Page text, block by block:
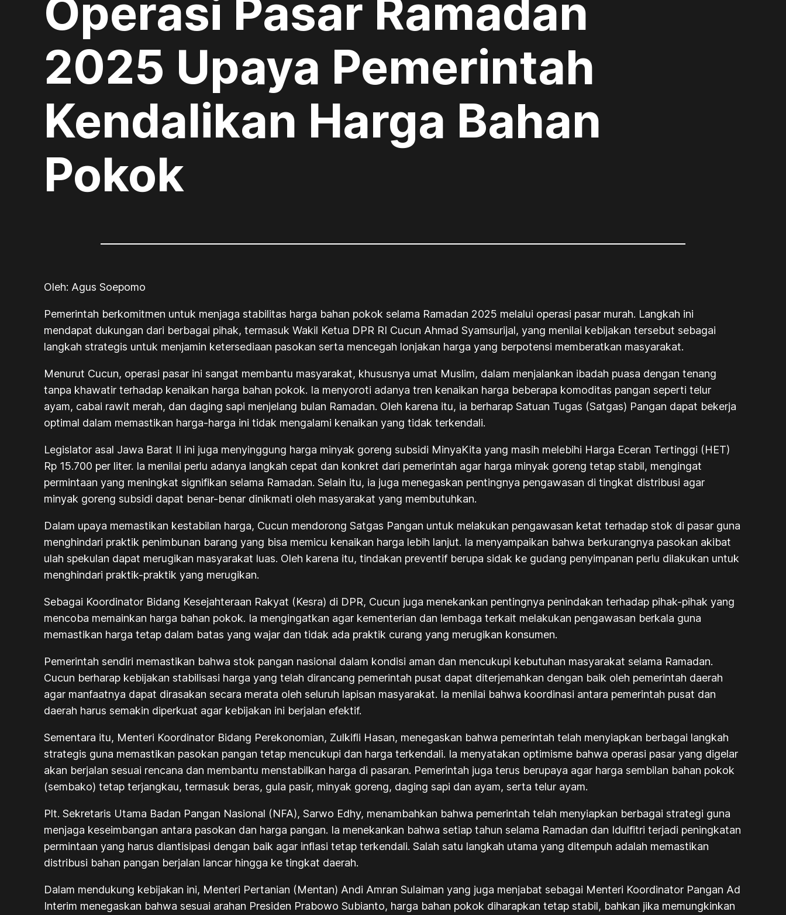
Operasi Pasar Ramadan
2025 Upaya Pemerintah
Kendalikan Harga Bahan
Pokok
Oleh: Agus Soepomo
Pemerintah berkomitmen untuk menjaga stabilitas harga bahan pokok selama Ramadan 2025 melalui operasi pasar murah. Langkah ini
mendapat dukungan dari berbagai pihak, termasuk Wakil Ketua DPR RI Cucun Ahmad Syamsurijal, yang menilai kebijakan tersebut sebagai
langkah strategis untuk menjamin ketersediaan pasokan serta mencegah lonjakan harga yang berpotensi memberatkan masyarakat.
Menurut Cucun, operasi pasar ini sangat membantu masyarakat, khususnya umat Muslim, dalam menjalankan ibadah puasa dengan tenang
tanpa khawatir terhadap kenaikan harga bahan pokok. Ia menyoroti adanya tren kenaikan harga beberapa komoditas pangan seperti telur
ayam, cabai rawit merah, dan daging sapi menjelang bulan Ramadan. Oleh karena itu, ia berharap Satuan Tugas (Satgas) Pangan dapat bekerja
optimal dalam memastikan harga-harga ini tidak mengalami kenaikan yang tidak terkendali.
Legislator asal Jawa Barat II ini juga menyinggung harga minyak goreng subsidi MinyaKita yang masih melebihi Harga Eceran Tertinggi (HET)
Rp 15.700 per liter. Ia menilai perlu adanya langkah cepat dan konkret dari pemerintah agar harga minyak goreng tetap stabil, mengingat
permintaan yang meningkat signifikan selama Ramadan. Selain itu, ia juga menegaskan pentingnya pengawasan di tingkat distribusi agar
minyak goreng subsidi dapat benar-benar dinikmati oleh masyarakat yang membutuhkan.
Dalam upaya memastikan kestabilan harga, Cucun mendorong Satgas Pangan untuk melakukan pengawasan ketat terhadap stok di pasar guna
menghindari praktik penimbunan barang yang bisa memicu kenaikan harga lebih lanjut. Ia menyampaikan bahwa berkurangnya pasokan akibat
ulah spekulan dapat merugikan masyarakat luas. Oleh karena itu, tindakan preventif berupa sidak ke gudang penyimpanan perlu dilakukan untuk
menghindari praktik-praktik yang merugikan.
Sebagai Koordinator Bidang Kesejahteraan Rakyat (Kesra) di DPR, Cucun juga menekankan pentingnya penindakan terhadap pihak-pihak yang
mencoba memainkan harga bahan pokok. Ia mengingatkan agar kementerian dan lembaga terkait melakukan pengawasan berkala guna
memastikan harga tetap dalam batas yang wajar dan tidak ada praktik curang yang merugikan konsumen.
Pemerintah sendiri memastikan bahwa stok pangan nasional dalam kondisi aman dan mencukupi kebutuhan masyarakat selama Ramadan.
Cucun berharap kebijakan stabilisasi harga yang telah dirancang pemerintah pusat dapat diterjemahkan dengan baik oleh pemerintah daerah
agar manfaatnya dapat dirasakan secara merata oleh seluruh lapisan masyarakat. Ia menilai bahwa koordinasi antara pemerintah pusat dan
daerah harus semakin diperkuat agar kebijakan ini berjalan efektif.
Sementara itu, Menteri Koordinator Bidang Perekonomian, Zulkifli Hasan, menegaskan bahwa pemerintah telah menyiapkan berbagai langkah
strategis guna memastikan pasokan pangan tetap mencukupi dan harga terkendali. Ia menyatakan optimisme bahwa operasi pasar yang digelar
akan berjalan sesuai rencana dan membantu menstabilkan harga di pasaran. Pemerintah juga terus berupaya agar harga sembilan bahan pokok
(sembako) tetap terjangkau, termasuk beras, gula pasir, minyak goreng, daging sapi dan ayam, serta telur ayam.
Plt. Sekretaris Utama Badan Pangan Nasional (NFA), Sarwo Edhy, menambahkan bahwa pemerintah telah menyiapkan berbagai strategi guna
menjaga keseimbangan antara pasokan dan harga pangan. Ia menekankan bahwa setiap tahun selama Ramadan dan Idulfitri terjadi peningkatan
permintaan yang harus diantisipasi dengan baik agar inflasi tetap terkendali. Salah satu langkah utama yang ditempuh adalah memastikan
distribusi bahan pangan berjalan lancar hingga ke tingkat daerah.
Dalam mendukung kebijakan ini, Menteri Pertanian (Mentan) Andi Amran Sulaiman yang juga menjabat sebagai Menteri Koordinator Pangan Ad
Interim menegaskan bahwa sesuai arahan Presiden Prabowo Subianto, harga bahan pokok diharapkan tetap stabil, bahkan jika memungkinkan